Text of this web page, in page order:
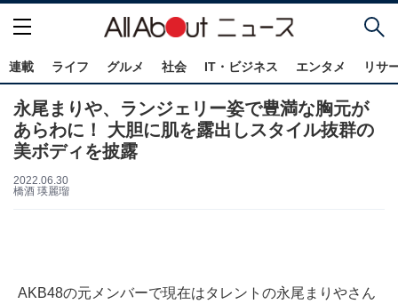
連載 ライフ グルメ 社会 IT・ビジネス エンタメ リサ
永尾まりや、ランジェリー姿で豊満な胸元が
あらわに！ 大胆に肌を露出しスタイル抜群の
美ボディを披露
2022.06.30
橋酒 瑛麗瑠
AKB48の元メンバーで現在はタレントの永尾まりやさん